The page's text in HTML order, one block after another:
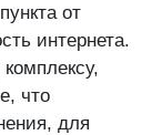
от
интернета.
что
для